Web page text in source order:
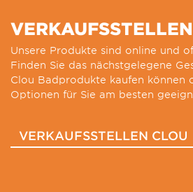
VERKAUFSSTELLEN
Unsere Produkte sind online und
Finden Sie das nächstgelegene
Clou Badprodukte kaufen können
Optionen für Sie am besten
VERKAUFSSTELLEN CLOU